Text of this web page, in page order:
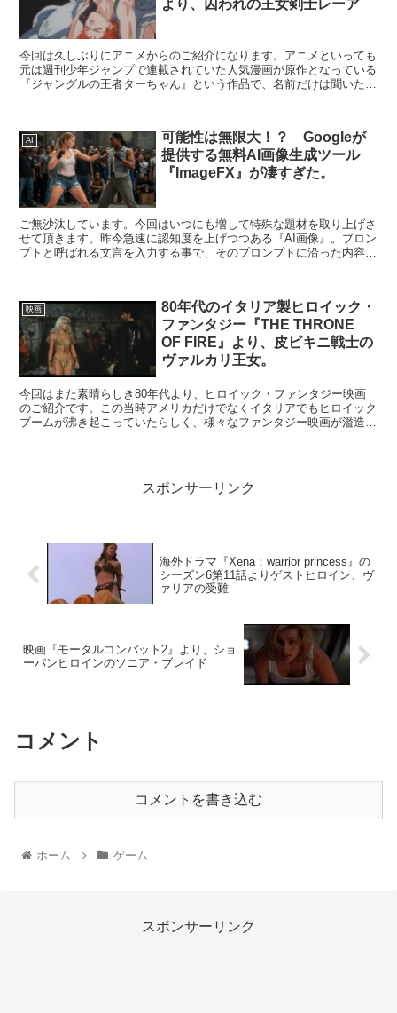
より、囚われの王女剣士レーア
今回は久しぶりにアニメからのご紹介になります。アニメといっても
元は週刊少年ジャンプで連載されていた人気漫画が原作となっている
『ジャングルの王者ターちゃん』という作品で、名前だけは聞いたこ
AI
可能性は無限大！？ Googleが
提供する無料AI画像生成ツール
『ImageFX』が凄すぎた。
ご無沙汰しています。今回はいつにも増して特殊な題材を取り上げさ
せて頂きます。昨今急速に認知度を上げつつある『AI画像』。プロン
プトと呼ばれる文言を入力する事で、そのプロンプトに沿った内容の
映画
80年代のイタリア製ヒロイック・
ファンタジー『THE THRONE
OF FIRE』より、皮ビキニ戦士の
ヴァルカリ王女。
今回はまた素晴らしき80年代より、ヒロイック・ファンタジー映画
のご紹介です。この当時アメリカだけでなくイタリアでもヒロイック
ブームが沸き起こっていたらしく、様々なファンタジー映画が濫造さ
スポンサーリンク
海外ドラマ『Xena：warrior princess』の
シーズン6第11話よりゲストヒロイン、ヴ
ァリアの受難
映画『モータルコンバット2』より、ショ
ーパンヒロインのソニア・ブレイド
コメント
コメントを書き込む
ホーム ゲーム
スポンサーリンク